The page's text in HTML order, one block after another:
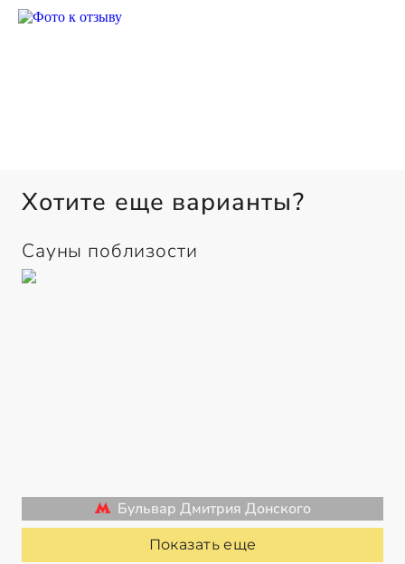
Хотите еще варианты?
Сауны поблизости
Бульвар Дмитрия Донского
Показать еще